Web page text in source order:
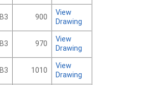
B3 900
View
Drawing
B3 970
View
Drawing
B3 1010
View
Drawing